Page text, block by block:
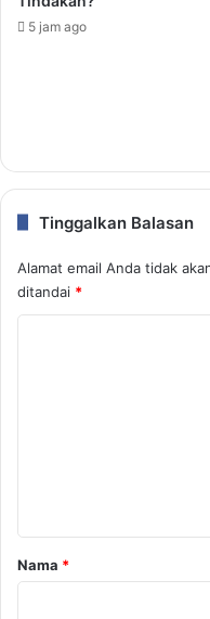
5 jam ago
Tinggalkan Balasan
Alamat email Anda tidak
ditandai *
r
*
Nama *